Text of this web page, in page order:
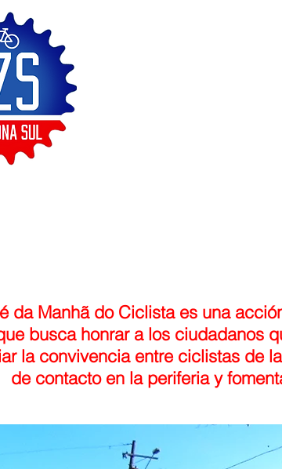
da Manhã do Ciclista es una
busca honrar a los ciudadanos
la convivencia entre ciclistas de
de contacto en la periferia y